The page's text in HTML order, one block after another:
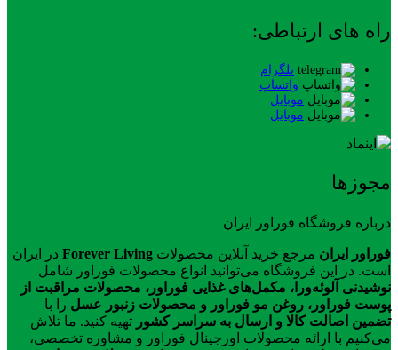
راه های ارتباطی:
تلگرام
واتساپ
موبایل
موبایل
مجوزها
درباره فروشگاه فوراور ایران
فوراور ایران مرجع خرید آنلاین محصولات Forever Living در ایران
است. در این فروشگاه می‌توانید انواع محصولات فوراور شامل
نوشیدنی آلوئه‌ورا، مکمل‌های غذایی فوراور، محصولات مراقبت از
پوست فوراور، روغن مو فوراور و محصولات زنبور عسل را با
تضمین اصالت کالا و ارسال به سراسر کشور تهیه کنید. ما تلاش
می‌کنیم با ارائه محصولات اورجینال فوراور و مشاوره تخصصی،